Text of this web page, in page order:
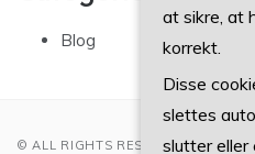
Blog
© ALL RIGHTS RESERVED 2022
at sikre, at
korrekt.
Disse
slettes
slutter